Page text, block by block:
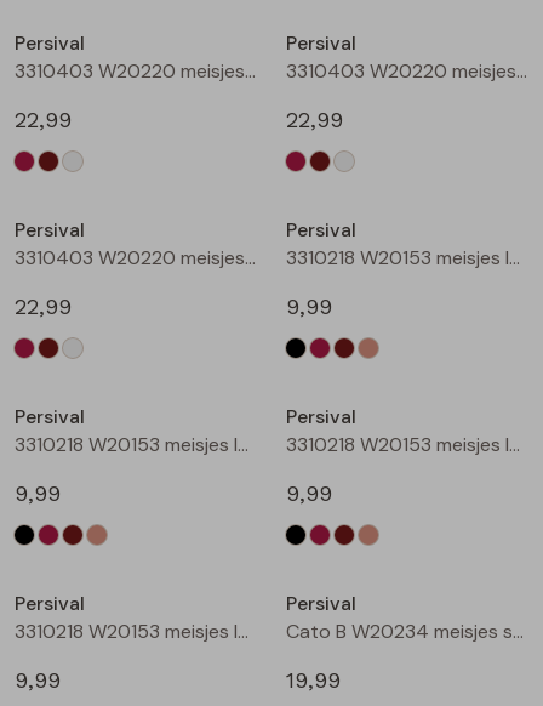
Bermuda's
Persival
3310403 W20220 meisjes sweatshirt Wijnrood
22,99
Persival
3310403 W20220 meisjes sweatshirt Bruin donker
22,99
Persival
3310403 W20220 meisjes sweatshirt Cream
22,99
Persival
3310218 W20153 meisjes legging Zwart
9,99
Persival
3310218 W20153 meisjes legging Wijnrood
9,99
Persival
3310218 W20153 meisjes legging Bruin donker
9,99
Persival
3310218 W20153 meisjes legging Taupe
9,99
Persival
Cato B W20234 meisjes sweatshirt Wijnrood
19,99